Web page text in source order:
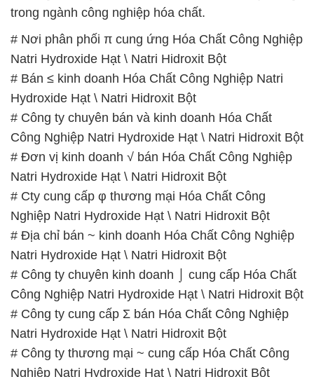
Hydroxide Hạt \ Natri Hidroxit Bột
# Công ty chuyên bán và kinh doanh Hóa Chất
Công Nghiệp Natri Hydroxide Hạt \ Natri Hidroxit Bột
# Đơn vị kinh doanh √ bán Hóa Chất Công Nghiệp
Natri Hydroxide Hạt \ Natri Hidroxit Bột
# Cty cung cấp φ thương mại Hóa Chất Công
Nghiệp Natri Hydroxide Hạt \ Natri Hidroxit Bột
# Địa chỉ bán ~ kinh doanh Hóa Chất Công Nghiệp
Natri Hydroxide Hạt \ Natri Hidroxit Bột
# Công ty chuyên kinh doanh ⌡ cung cấp Hóa Chất
Công Nghiệp Natri Hydroxide Hạt \ Natri Hidroxit Bột
# Công ty cung cấp Σ bán Hóa Chất Công Nghiệp
Natri Hydroxide Hạt \ Natri Hidroxit Bột
# Công ty thương mại ~ cung cấp Hóa Chất Công
Nghiệp Natri Hydroxide Hạt \ Natri Hidroxit Bột
# Công ty cung cấp ß phân phối Hóa Chất Công
Nghiệp Natri Hydroxide Hạt \ Natri Hidroxit Bột
# Cty chuyên phân phối ∞ thương mại Hóa Chất
Công Nghiệp Natri Hydroxide Hạt \ Natri Hidroxit Bột